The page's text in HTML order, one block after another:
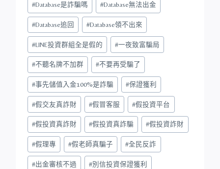
#Database是詐騙嗎 #Database無法出金
#Database追回 #Database領不出來
#LINE投資群組全是假的 #一夜致富騙局
#不聽名牌不加群 #不要再受騙了
#事先儲值入金100%是詐騙 #保證獲利
#假交友真詐財 #假冒客服 #假投資平台
#假投資真詐財 #假投資真詐騙 #假投資詐財
#假理專 #假老師真騙子 #全民反詐
#出金審核不過 #別信投資保證獲利